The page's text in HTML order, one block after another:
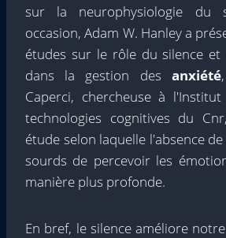
sur la neurophysiologie du
occasion, Adam W. Hanley a
études sur le rôle du silence
dans la gestion des anxiété
Caperci, chercheuse à
technologies cognitives du
étude selon laquelle l'absence
sourds de percevoir les
manière plus profonde.
En bref, le silence améliore